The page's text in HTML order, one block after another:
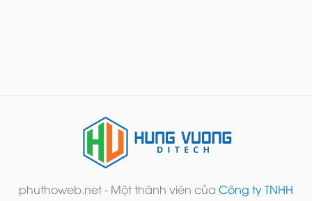
phuthoweb.net - Một thành viên của Công ty TNHH